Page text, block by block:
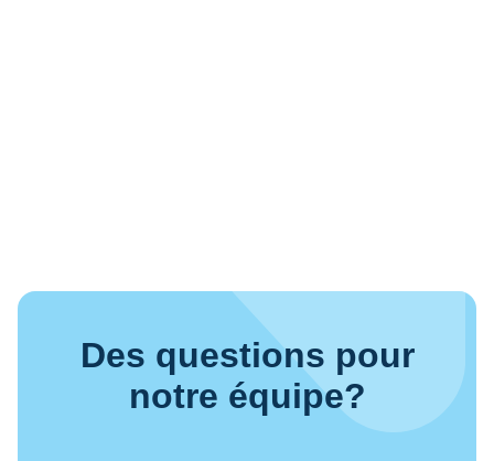
Des questions pour
notre équipe?